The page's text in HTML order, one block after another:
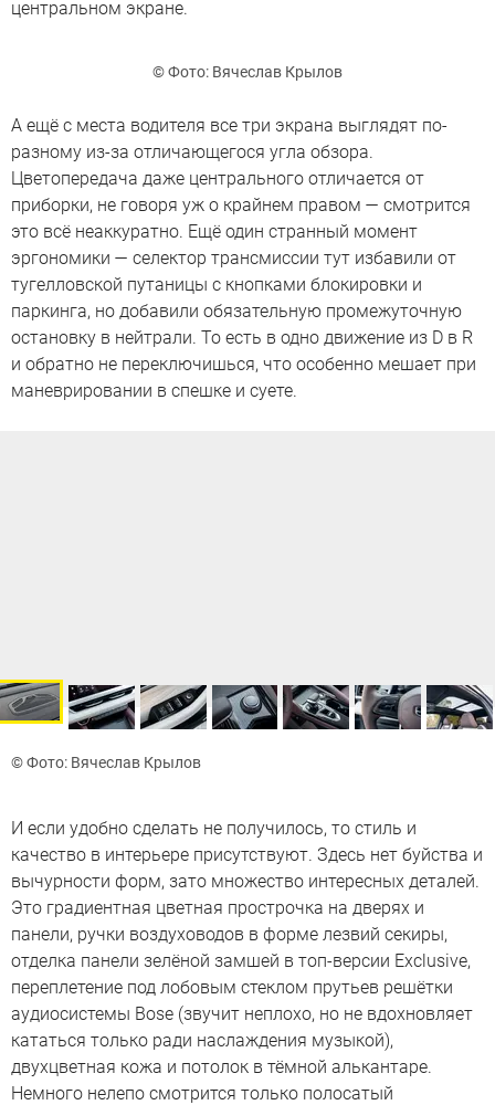
центральном экране.
© Фото: Вячеслав Крылов
А ещё с места водителя все три экрана выглядят по-
разному из-за отличающегося угла обзора.
Цветопередача даже центрального отличается от
приборки, не говоря уж о крайнем правом — смотрится
это всё неаккуратно. Ещё один странный момент
эргономики — селектор трансмиссии тут избавили от
тугелловской путаницы с кнопками блокировки и
паркинга, но добавили обязательную промежуточную
остановку в нейтрали. То есть в одно движение из D в R
и обратно не переключишься, что особенно мешает при
маневрировании в спешке и суете.
© Фото: Вячеслав Крылов
И если удобно сделать не получилось, то стиль и
качество в интерьере присутствуют. Здесь нет буйства и
вычурности форм, зато множество интересных деталей.
Это градиентная цветная прострочка на дверях и
панели, ручки воздуховодов в форме лезвий секиры,
отделка панели зелёной замшей в топ-версии Exclusive,
переплетение под лобовым стеклом прутьев решётки
аудиосистемы Bose (звучит неплохо, но не вдохновляет
кататься только ради наслаждения музыкой),
двухцветная кожа и потолок в тёмной алькантаре.
Немного нелепо смотрится только полосатый